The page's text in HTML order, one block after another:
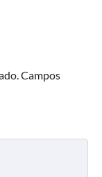
Campos